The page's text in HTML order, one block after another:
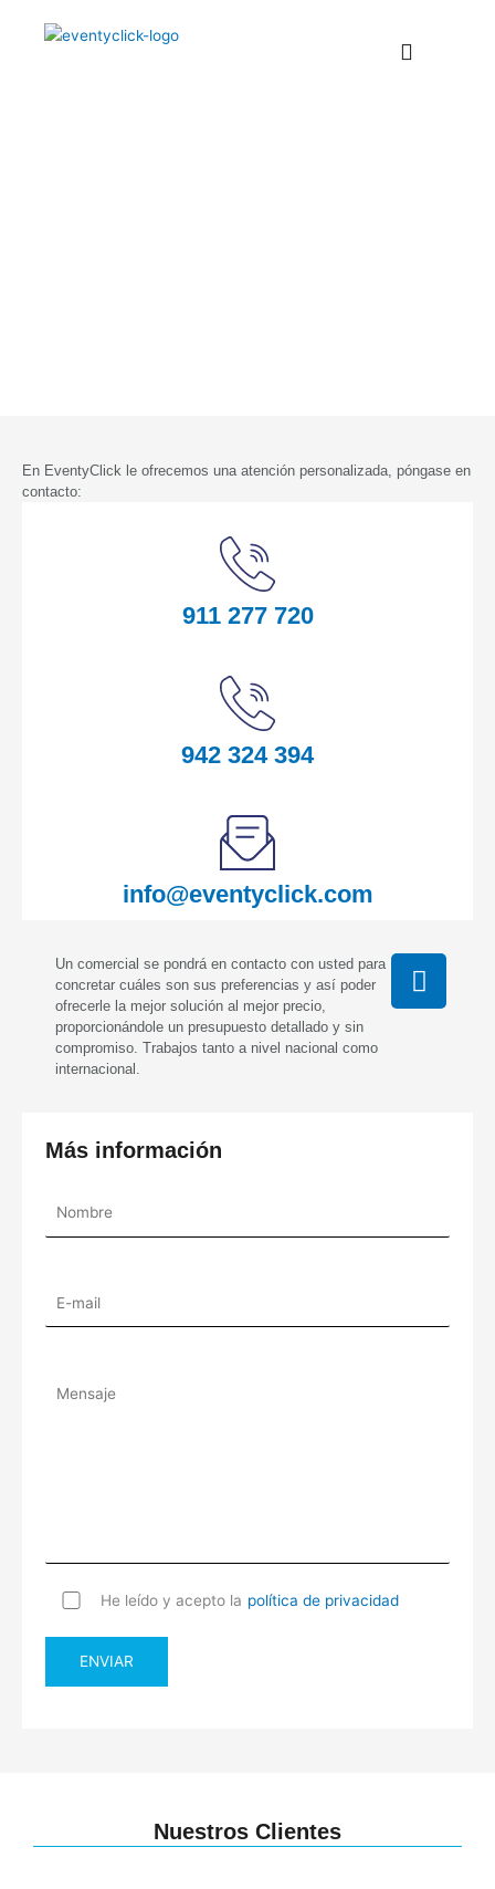
En EventyClick le ofrecemos una atención personalizada, póngase en
contacto:
911 277 720
942 324 394
info@eventyclick.com
Un comercial se pondrá en contacto con usted para
concretar cuáles son sus preferencias y así poder
ofrecerle la mejor solución al mejor precio,
proporcionándole un presupuesto detallado y sin
compromiso. Trabajos tanto a nivel nacional como
internacional.
I
n
Más información
He leído y acepto la política de privacidad
Nuestros Clientes